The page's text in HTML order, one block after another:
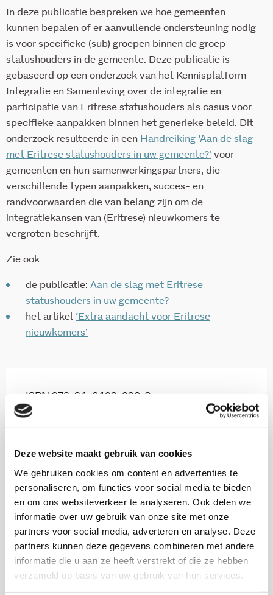
Deze website maakt gebruik van cookies
We gebruiken cookies om content en advertenties te
personaliseren, om functies voor social media te bieden
en om ons websiteverkeer te analyseren. Ook delen we
informatie over uw gebruik van onze site met onze
partners voor social media, adverteren en analyse. Deze
partners kunnen deze gegevens combineren met andere
informatie die u aan ze heeft verstrekt of die ze hebben
verzameld op basis van uw gebruik van hun services.
In deze publicatie bespreken we hoe gemeenten
kunnen bepalen of er aanvullende ondersteuning nodig
is voor specifieke (sub) groepen binnen de groep
statushouders in de gemeente. Deze publicatie is
gebaseerd op een onderzoek van het Kennisplatform
Integratie en Samenleving over de integratie en
participatie van Eritrese statushouders als casus voor
specifieke aanpakken binnen het generieke beleid. Dit
onderzoek resulteerde in een Handreiking ‘Aan de slag
met Eritrese statushouders in uw gemeente?’ voor
gemeenten en hun samenwerkingspartners, die
verschillende typen aanpakken, succes- en
randvoorwaarden die van belang zijn om de
integratiekansen van (Eritrese) nieuwkomers te
vergroten beschrijft.
Zie ook:
de publicatie: Aan de slag met Eritrese
statushouders in uw gemeente?
het artikel ‘Extra aandacht voor Eritrese
nieuwkomers’
ISBN 978-94-6409-096-3
6 pag.
2021
Download via www.kis.nl
Onderzoekers